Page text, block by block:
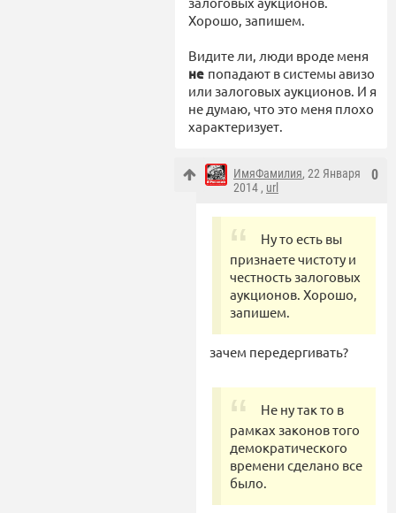
Хорошо, запишем.
Видите ли, люди вроде меня
не попадают в системы авизо
или залоговых аукционов. И я
не думаю, что это меня плохо
характеризует.
0
ИмяФамилия, 22 Января
2014 , url
Ну то есть вы
признаете чистоту и
честность залоговых
аукционов. Хорошо,
запишем.
зачем передергивать?
Не ну так то в
рамках законов того
демократического
времени сделано все
было.